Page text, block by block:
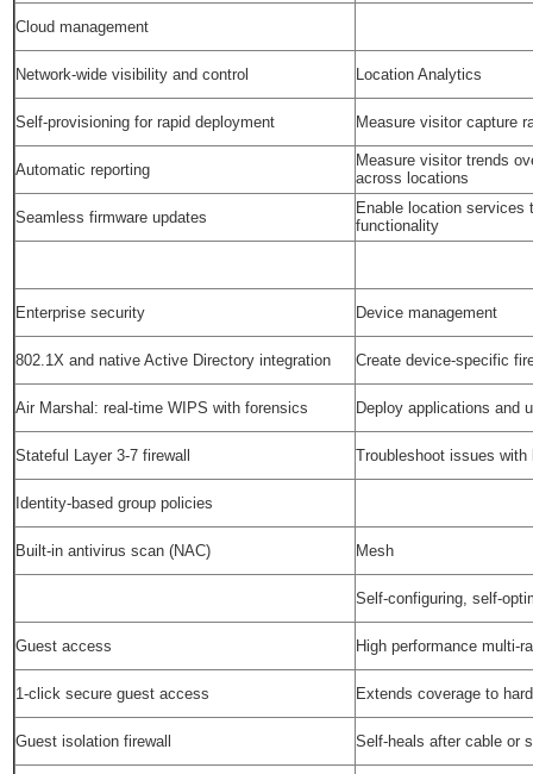
Cloud management
Network-wide visibility and control Location Analytics
Self-provisioning for rapid deployment Measure visitor capture
Automatic reporting
Measure visitor trends
across locations
Seamless firmware updates
Enable location services
functionality
Enterprise security Device management
802.1X and native Active Directory integration Create device-specific
Air Marshal: real-time WIPS with forensics Deploy applications and
Stateful Layer 3-7 firewall Troubleshoot issues with
Identity-based group policies
Built-in antivirus scan (NAC) Mesh
Self-configuring, self-
Guest access High performance multi-
1-click secure guest access Extends coverage to
Guest isolation firewall Self-heals after cable or